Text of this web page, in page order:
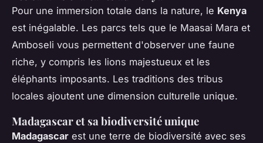
Pour une immersion totale dans la nature, le Kenya
est inégalable. Les parcs tels que le Maasai Mara et
Amboseli vous permettent d'observer une faune
riche, y compris les lions majestueux et les
éléphants imposants. Les traditions des tribus
locales ajoutent une dimension culturelle unique.
Madagascar et sa biodiversité unique
Madagascar est une terre de biodiversité avec ses